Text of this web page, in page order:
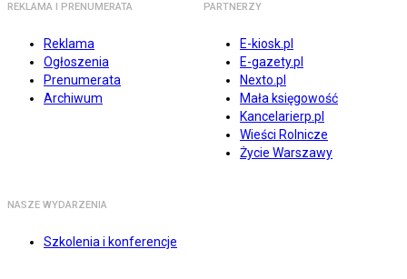
REKLAMA I PRENUMERATA
Reklama
Ogłoszenia
Prenumerata
Archiwum
PARTNERZY
E-kiosk.pl
E-gazety.pl
Nexto.pl
Mała księgowość
Kancelarierp.pl
Wieści Rolnicze
Życie Warszawy
NASZE WYDARZENIA
Szkolenia i konferencje